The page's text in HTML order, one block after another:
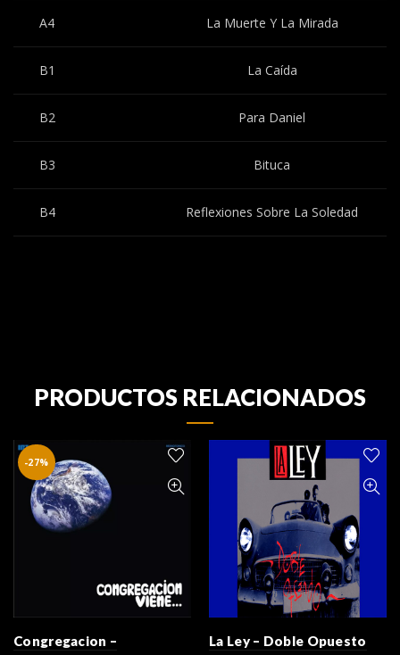
A4 La Muerte Y La Mirada
B1 La Caída
B2 Para Daniel
B3 Bituca
B4 Reflexiones Sobre La Soledad
PRODUCTOS RELACIONADOS
-27%
Congregacion –
La Ley – Doble Opuesto